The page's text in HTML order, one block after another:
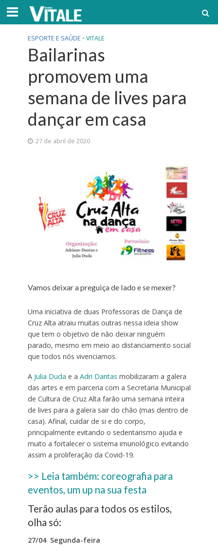
ESPORTE E SAÚDE • VITALE
Bailarinas
promovem uma
semana de lives para
dançar em casa
27 de abril de 2020
Vamos deixar a preguiça de lado e se mexer?
Uma iniciativa de duas Professoras de Dança de
Cruz Alta atraiu muitas outras nessa ideia show
que tem o objetivo de não deixar ninguém
parado, mesmo em meio ao distanciamento social
que todos nós vivenciamos.
A Julia Duda e a Adri Dantas mobilizaram a galera
das artes e em parceria com a Secretaria Municipal
de Cultura de Cruz Alta farão uma semana inteira
de lives para a galera sair do chão (mas dentro de
casa). Afinal, cuidar de si e do corpo,
principalmente evitando o sedentarismo ajuda e
muito a fortalecer o sistema imunológico evitando
assim a proliferação da Covid-19.
>> Leia também: coreografia para
eventos, um up na sua festa
Terão aulas para todos os estilos,
olha só:
27/04 Segunda-feira